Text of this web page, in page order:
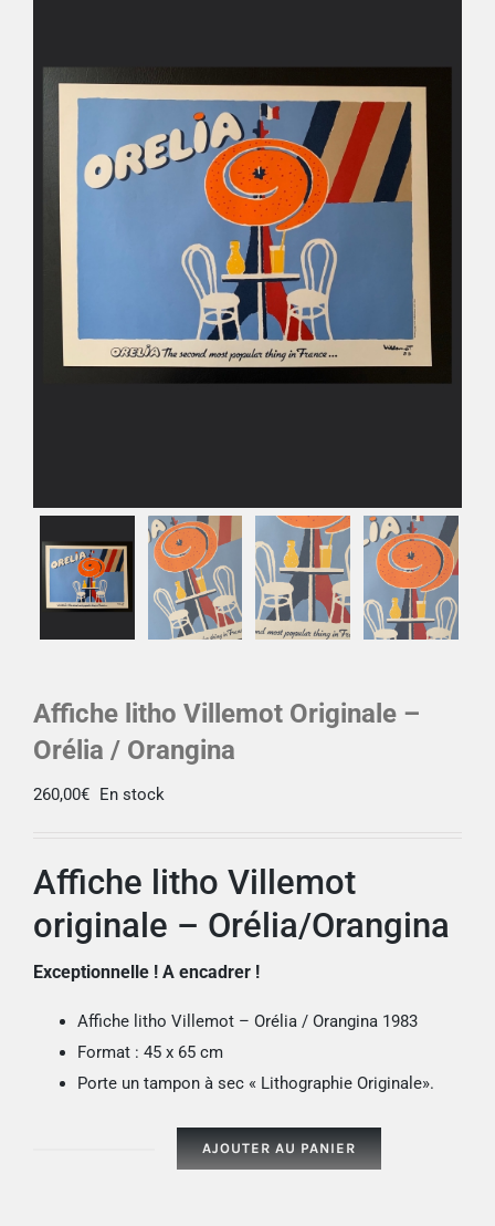
Jeux & Jouets
Son & Cinéma
Affiche litho Villemot Originale –
Orélia / Orangina
260,00€ En stock
Affiche litho Villemot
originale – Orélia/Orangina
Exceptionnelle ! A encadrer !
Affiche litho Villemot – Orélia / Orangina 1983
Format : 45 x 65 cm
Porte un tampon à sec « Lithographie Originale».
AJOUTER AU PANIER